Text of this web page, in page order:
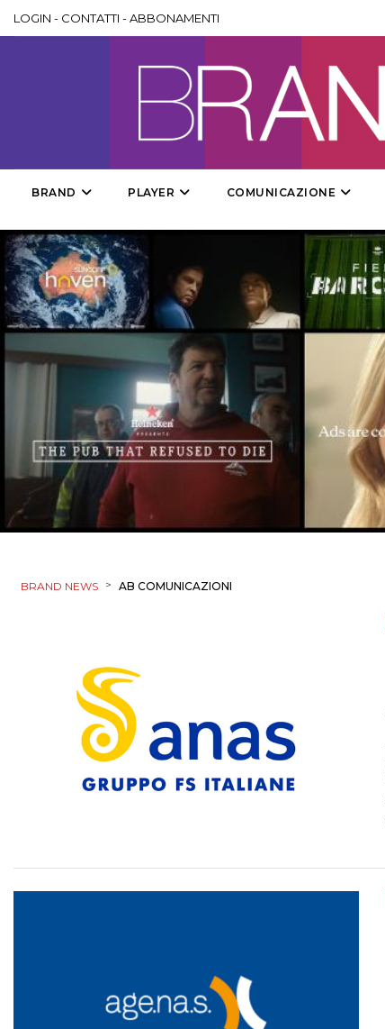
LOGIN - CONTATTI -ABBONAMENTI
BRAND PLAYER COMUNICAZIONE
BRAND NEWS > AB COMUNICAZIONI